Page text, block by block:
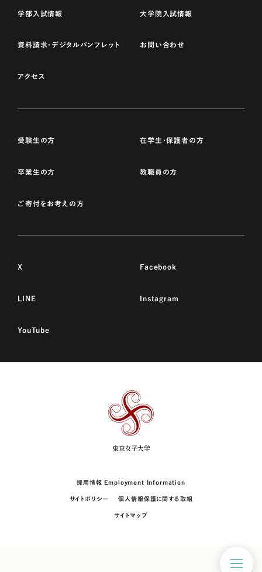
学部入試情報 大学院入試情報
資料請求・デジタルパンフレット お問い合わせ
アクセス
受験生の方 在学生・保護者の方
卒業生の方 教職員の方
ご寄付をお考えの方
X Facebook
LINE Instagram
YouTube
東
採用情報 Employment Information
サイトポリシー 個人情報保護に関する取組
サイトマップ